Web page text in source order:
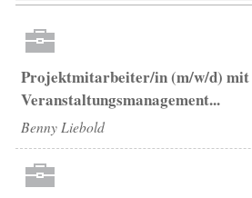
Projektmitarbeiter/in (m/w/d) mit
Veranstaltungsmanagement...
Benny Liebold